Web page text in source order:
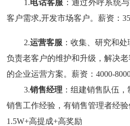
1.电话客服 ： 通过外呼系统
客户需求,开发市场客户。薪资：
2.运营客服 ： 收集、研究和处
负责老客户的维护和升级，解决
的企业运营方案。薪资：4000-
3.销售经理 ：组建销售队伍
销售工作经验，有销售管理者经
1.5W+高提成+高奖励